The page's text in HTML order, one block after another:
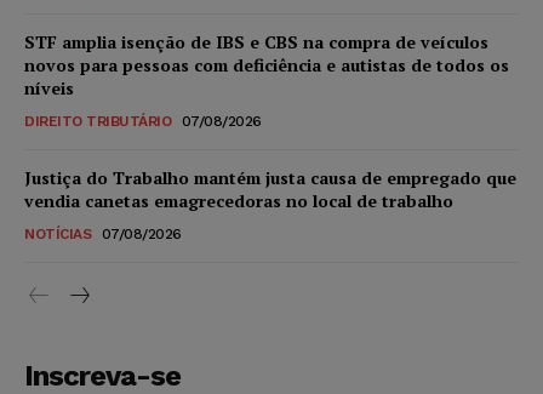
STF amplia isenção de IBS e CBS na compra de veículos
novos para pessoas com deficiência e autistas de todos os
níveis
DIREITO TRIBUTÁRIO 07/08/2026
Justiça do Trabalho mantém justa causa de empregado que
vendia canetas emagrecedoras no local de trabalho
NOTÍCIAS 07/08/2026
Inscreva-se